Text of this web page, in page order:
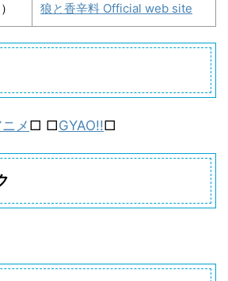
狼と香辛料 Official web site
メ□ □GYAO!!□